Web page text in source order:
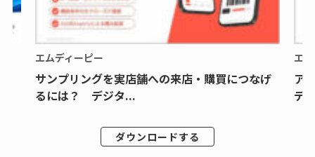
エムディーピー
サンプリングを実店舗への来店・購買につなげ
るには？ デジタ...
ダウンロードする
エ
ア
デ